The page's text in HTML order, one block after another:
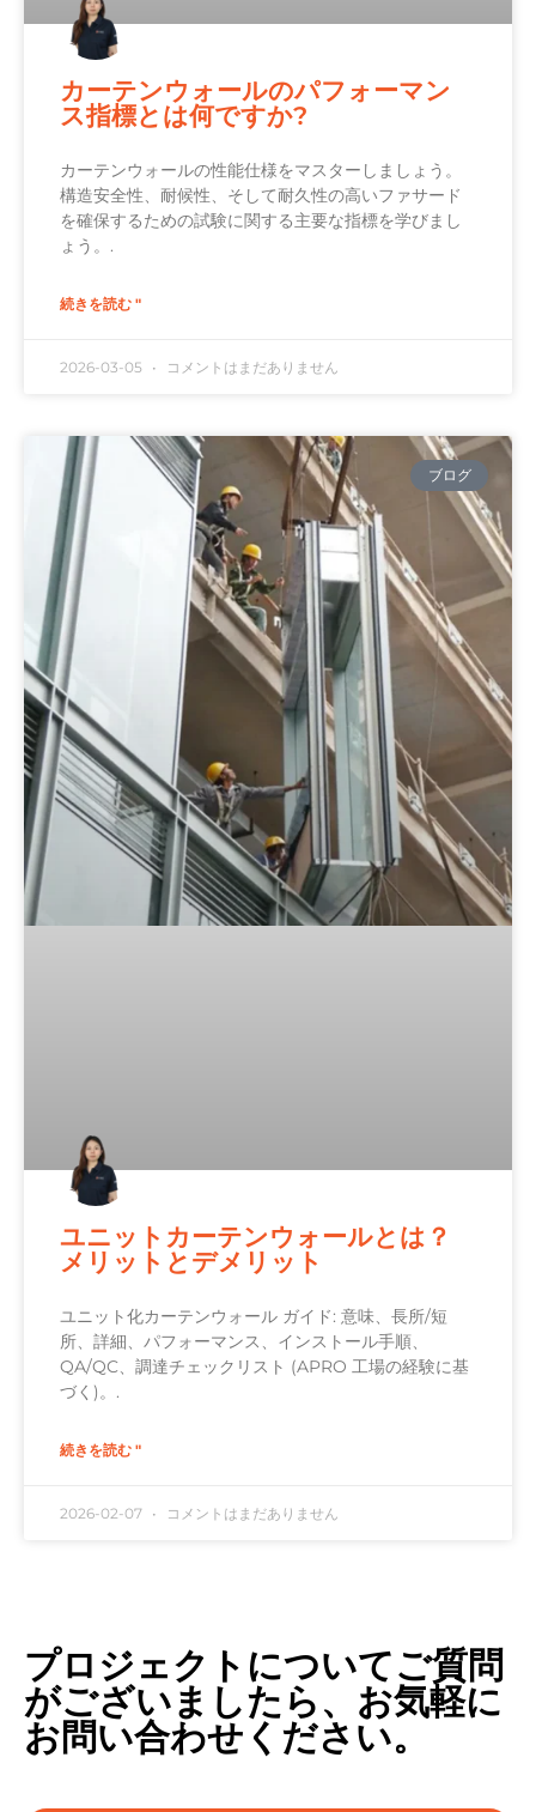
カーテンウォールのパフォーマン
ス指標とは何ですか?
カーテンウォールの性能仕様をマスターしましょう。
構造安全性、耐候性、そして耐久性の高いファサード
を確保するための試験に関する主要な指標を学びまし
ょう。.
続きを読む "
2026-03-05 コメントはまだありません
ブログ
ユニットカーテンウォールとは？
メリットとデメリット
ユニット化カーテンウォール ガイド: 意味、長所/短
所、詳細、パフォーマンス、インストール手順、
QA/QC、調達チェックリスト (APRO 工場の経験に基
づく)。.
続きを読む "
2026-02-07 コメントはまだありません
プロジェクトについてご質問
がございましたら、お気軽に
お問い合わせください。